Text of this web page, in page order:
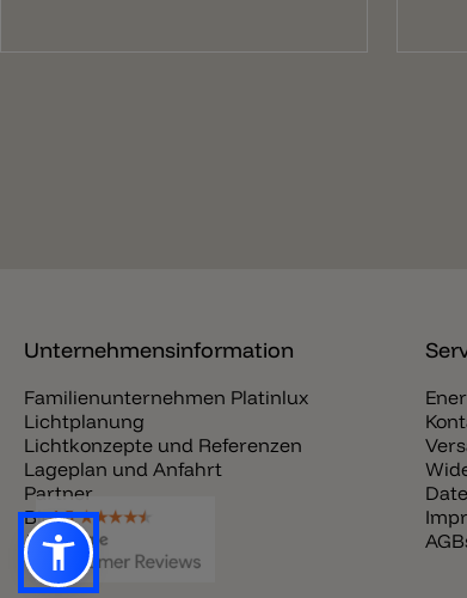
Unternehmensinformation
Familienunternehmen Platinlux
Lichtplanung
Lichtkonzepte und Referenzen
Lageplan und Anfahrt
Partner
Blog
Jobs